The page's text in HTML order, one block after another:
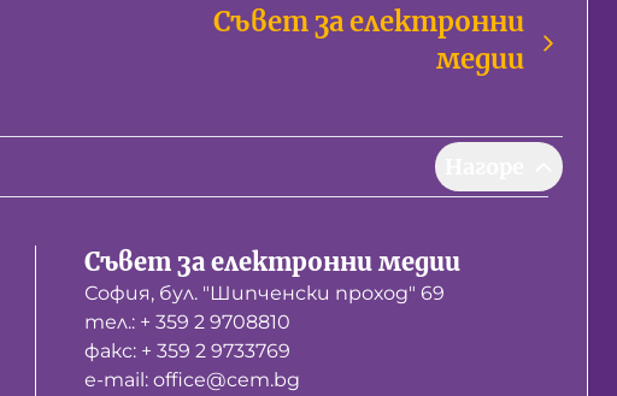
Съвет за електронни
медии
Съвет за електронни медии
София, бул. "Шипченски проход" 69
тел.: + 359 2 9708810
факс: + 359 2 9733769
е-mail: office@cem.bg